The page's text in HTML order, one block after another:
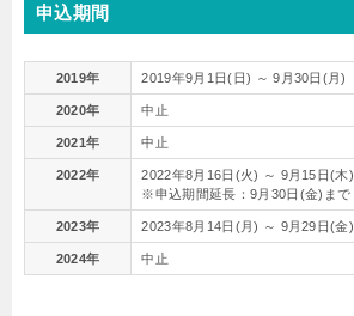
申込期間
2019年 2019年9月1日(日) ～ 9月30日(月)
2020年 中止
2021年 中止
2022年
2022年8月16日(火) ～ 9月15日(木)
※申込期間延長：9月30日(金)まで
2023年 2023年8月14日(月) ～ 9月29日(金)
2024年 中止